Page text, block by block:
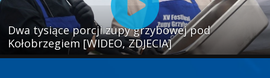
Dwa tysiące porcji zupy grzybowej pod
Kołobrzegiem [WIDEO, ZDJECIA]